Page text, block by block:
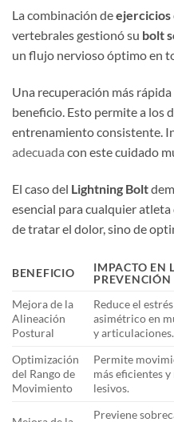
La combinación deejercicios
vertebrales gestionó su bolt
un flujo nervioso óptimo en
Una recuperación más
beneficio. Esto permite a los
entrenamiento consistente.
adecuada con este cuidado
El caso del Lightning Bolt
esencial para cualquier atleta
de tratar el dolor, sino de
BENEFICIO
IMPACTO EN
PREVENCIÓN
Mejora de la
Alineación
Postural
Reduce el estrés
asimétrico en
y articulaciones.
Optimización
del Rango de
Movimiento
Permite
más eficientes y
lesivos.
Previene